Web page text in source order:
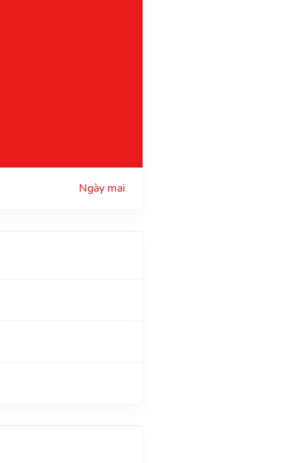
Ngày mai